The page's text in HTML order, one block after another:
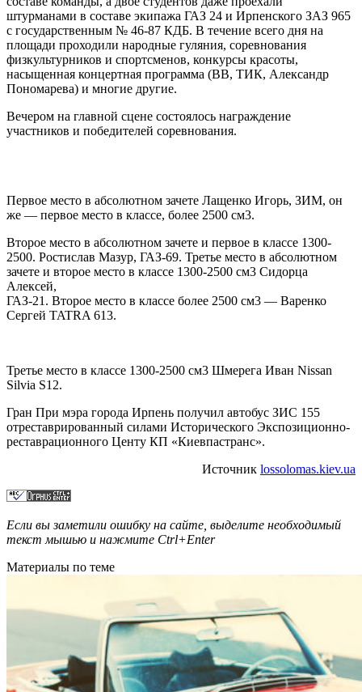
штурманами в составе экипажа ГАЗ 24 и Ирпенского ЗАЗ 965
с государственным № 46-87 КДБ. В течение всего дня на
площади проходили народные гуляния, соревнования
физкультурников и спортсменов, конкурсы красоты,
насыщенная концертная программа (ВВ, ТИК, Александр
Пономарева) и многие другие.
Вечером на главной сцене состоялось награждение
участников и победителей соревнования.
Первое место в абсолютном зачете Лащенко Игорь, ЗИМ, он
же — первое место в классе, более 2500 см3.
Второе место в абсолютном зачете и первое в классе 1300-
2500. Ростислав Мазур, ГАЗ-69. Третье место в абсолютном
зачете и второе место в классе 1300-2500 см3 Сидорца
Алексей,
ГАЗ-21. Второе место в классе более 2500 см3 — Варенко
Сергей TATRA 613.
Третье место в классе 1300-2500 см3 Шмерега Иван Nissan
Silvia S12.
Гран При мэра города Ирпень получил автобус ЗИС 155
отреставрированный силами Исторического Экспозиционно-
реставрационного Центу КП «Киевпастранс».
Источник lossolomas.kiev.ua
Если вы заметили ошибку на сайте, выделите необходимый
текст мышью и нажмите Ctrl+Enter
Материалы по теме